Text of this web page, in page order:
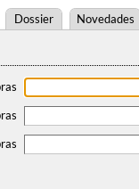
Dossier Novedades